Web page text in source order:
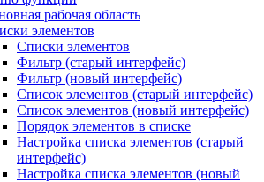
рабочая область
элементов
Списки элементов
Фильтр (старый интерфейс)
Фильтр (новый интерфейс)
Список элементов (старый интерфейс)
Список элементов (новый интерфейс)
Порядок элементов в списке
Настройка списка элементов (старый
интерфейс)
Настройка списка элементов (новый